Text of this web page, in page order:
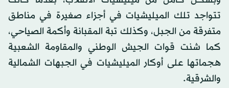
تتواجد تلك الميليشيات في أجزاء صغيرة في مناطق
متفرقة من الجبل، وكذلك تبة المقبانة وأكمة الصياحي،
كما شنت قوات الجيش الوطني والمقاومة الشعبية
هجماتها على أوكار الميليشيات في الجبهات الشمالية
والشرقية.